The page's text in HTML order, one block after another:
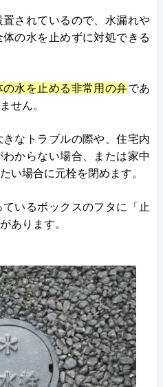
されているので、水漏れや
の水を止めずに対処できる
水を止める非常用の弁であ
せん。
なトラブルの際や、住宅内
からない場合、または家中
い場合に元栓を閉めます。
いるボックスのフタに「止
あります。